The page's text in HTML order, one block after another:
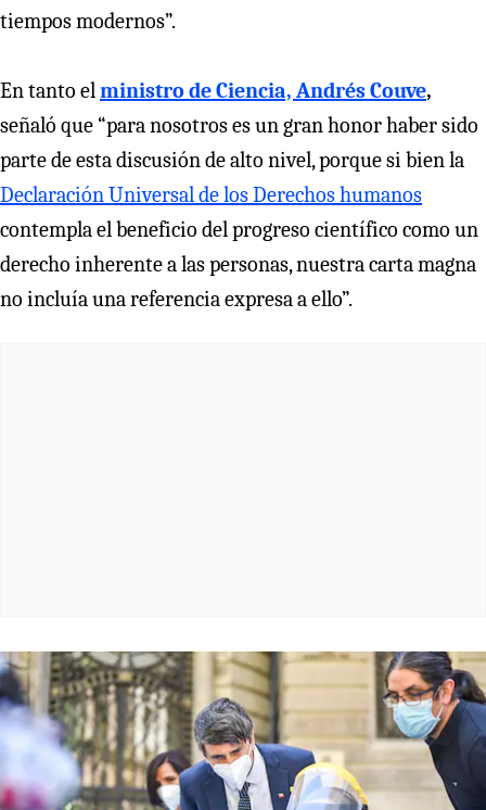
tiempos modernos”.
En tanto el ministro de Ciencia, Andrés Couve,
señaló que “para nosotros es un gran honor haber sido
parte de esta discusión de alto nivel, porque si bien la
Declaración Universal de los Derechos humanos
contempla el beneficio del progreso científico como un
derecho inherente a las personas, nuestra carta magna
no incluía una referencia expresa a ello”.